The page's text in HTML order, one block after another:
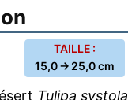
TAILLE :
15,0 → 25,0 cm
Tulipa systola